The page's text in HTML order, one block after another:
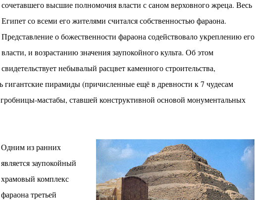
престижной награды «Серебряная пирамида глобального
в 2024 году. Концепция «Jardins Secrets» — это
Архитекторы стремились объединить память о военном
сочетавшего высшие полномочия власти с саном верховного жреца. Весь
Египет со всеми его жителями считался собственностью фараона.
Представление о божественности фараона содействовало укреплению его
власти, и возрастанию значения заупокойного культа. Об этом
свидетельствует небывалый расцвет каменного строительства,
пирамиды (причисленные ещё в древности к 7 чудесам
мастабы, ставшей конструктивной основой монументальных
Одним из ранних
является заупокойный
храмовый комплекс
фараона третьей